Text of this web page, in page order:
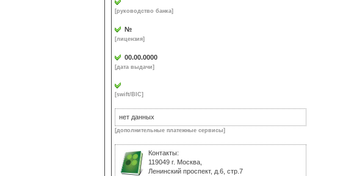
[руководство банка]
№
[лицензия]
00.00.0000
[дата выдачи]
[swift/BIC]
нет данных
[дополнительные платежные сервисы]
Контакты:
119049 г. Москва,
Ленинский проспект, д.6, стр.7